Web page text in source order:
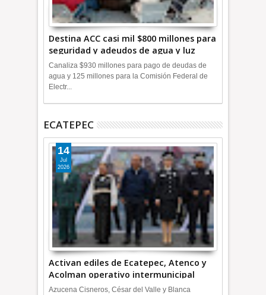
Destina ACC casi mil $800 millones para
seguridad y adeudos de agua y luz
+Video
Canaliza $930 millones para pago de deudas de
agua y 125 millones para la Comisión Federal de
Electr...
ECATEPEC
Activan ediles de Ecatepec, Atenco y
Acolman operativo intermunicipal
14
Jul
2026
Azucena Cisneros, César del Valle y Blanca